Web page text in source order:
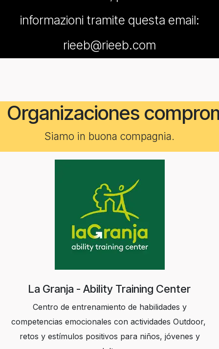
informazioni tramite questa email:
rieeb@rieeb.com
Organizaciones
Siamo in buona compagnia.
La Granja - Ability Training Center
Centro de entrenamiento de habilidades y
competencias emocionales con actividades Outdoor,
retos y estímulos positivos para niños, jóvenes y